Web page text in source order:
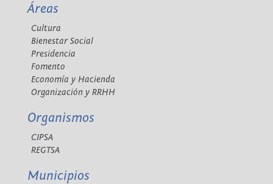
Áreas
Cultura
Bienestar Social
Presidencia
Fomento
Economía y Hacienda
Organización y RRHH
Organismos
CIPSA
REGTSA
Municipios